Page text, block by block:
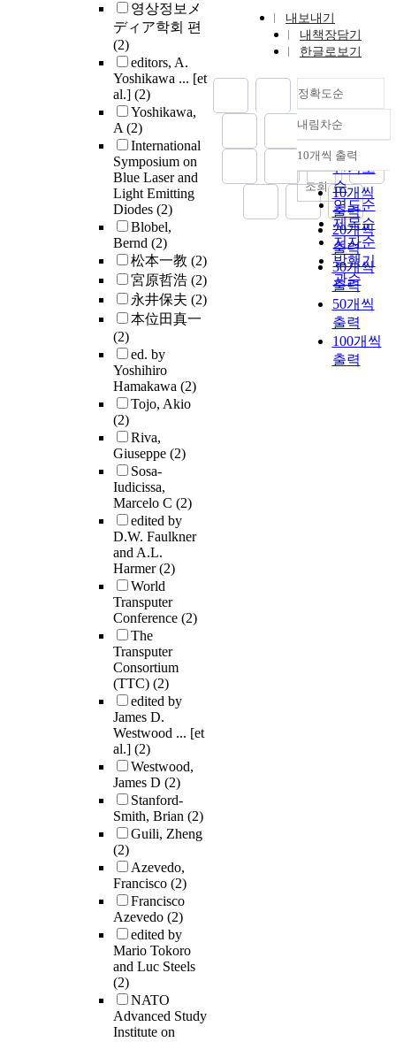
영상정보メ
ディア학회 편
(2)
editors, A.
Yoshikawa ... [et
al.] (2)
Yoshikawa,
A(2)
International
Symposium on
Blue Laser and
Light Emitting
Diodes (2)
Blobel,
Bernd (2)
松本一教 (2)
宮原哲浩 (2)
永井保夫 (2)
本位田真一
(2)
ed. by
Yoshihiro
Hamakawa (2)
Tojo, Akio
(2)
Riva,
Giuseppe (2)
Sosa-
Iudicissa,
Marcelo C (2)
edited by
D.W. Faulkner
and A.L.
Harmer(2)
World
Transputer
Conference (2)
The
Transputer
Consortium
(TTC) (2)
edited by
James D.
Westwood ... [et
al.] (2)
Westwood,
James D (2)
Stanford-
Smith, Brian (2)
Guili, Zheng
(2)
Azevedo,
Francisco (2)
Francisco
Azevedo (2)
edited by
Mario Tokoro
and Luc Steels
(2)
NATO
Advanced Study
Institute on
내보내기
내책장담기
한글로보기
정확도순
정확도
순
인기도
순
연도순
제목순
저자순
발행기
관순
내림차순
내림차순
10개씩 출력
10개씩
출력
20개씩
출력
30개씩
출력
50개씩
출력
100개씩
출력
조회